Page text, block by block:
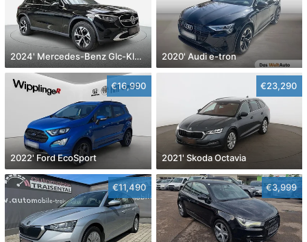
2024' Mercedes-Benz Glc-Klasse 2020' Audi e-tron
€16,990
2022' Ford EcoSport
€23,290
2021' Skoda Octavia
€11,490 €3,999